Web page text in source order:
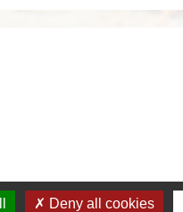
Deny all cookies